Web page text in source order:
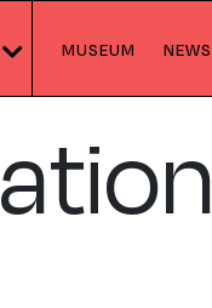
MUSEUM NEWS